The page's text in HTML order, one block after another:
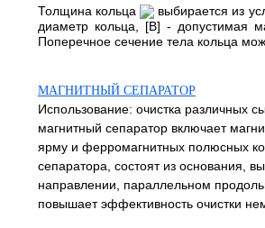
Толщина кольца
выбирается из
диаметр кольца, [В] - допустимая
Поперечное сечение тела кольца
МАГНИТНЫЙ СЕПАРАТОР
Использование: очистка различных
магнитный сепаратор включает
ярму и ферромагнитных полюсных
сепаратора, состоят из основания,
направлении, параллельном
повышает эффективность очистки